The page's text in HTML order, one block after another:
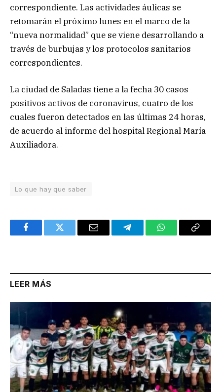
correspondiente. Las actividades áulicas se
retomarán el próximo lunes en el marco de la
“nueva normalidad” que se viene desarrollando a
través de burbujas y los protocolos sanitarios
correspondientes.
La ciudad de Saladas tiene a la fecha 30 casos
positivos activos de coronavirus, cuatro de los
cuales fueron detectados en las últimas 24 horas,
de acuerdo al informe del hospital Regional María
Auxiliadora.
Lo que hay que saber
FacebookTwitter Email TelegramWhatsAppCopy
LEER MÁS